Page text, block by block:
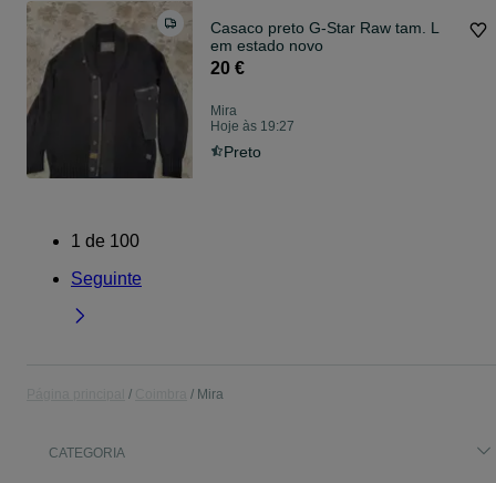
Casaco preto G-Star Raw tam. L
em estado novo
20 €
Mira
Hoje às 19:27
Preto
1 de 100
Seguinte
Mira
CATEGORIA